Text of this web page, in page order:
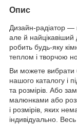
Опис
Дизайн-радіатор —
але й
робить будь-яку
теплом і творчою
Ви можете вибрати
нашого каталогу і
та розмірів. Або
малюнками або
і розмірів, яких
індивідуально.